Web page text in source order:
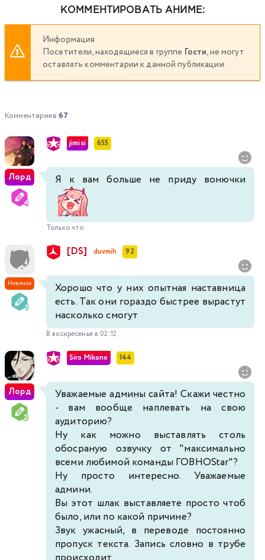
КОММЕНТИРОВАТЬ АНИМЕ:
Информация
Посетители, находящиеся в группе Гости, не могут
оставлять комментарии к данной публикации.
Комментариев 67
Лорд
jimisi 655
Я к вам больше не приду вонючки
Только что
Новичок
[DS] duvmih 92
Хорошо что у них опытная наставница
есть. Так они гораздо быстрее вырастут
насколько смогут
В воскресенье в 02:12
Лорд
Siro Mikono 144
Уважаемые админы сайта! Скажи честно
- вам вообще наплевать на свою
аудиторию?
Ну как можно выставлять столь
обосраную озвучку от "максимально
всеми любимой команды ГОВНОStar"?
Ну просто интересно. Уважаемые
админи.
Вы этот шлак выставляете просто чтоб
было, или по какой причине?
Звук ужасный, в переводе постоянно
пропуск текста. Запись словно в трубе